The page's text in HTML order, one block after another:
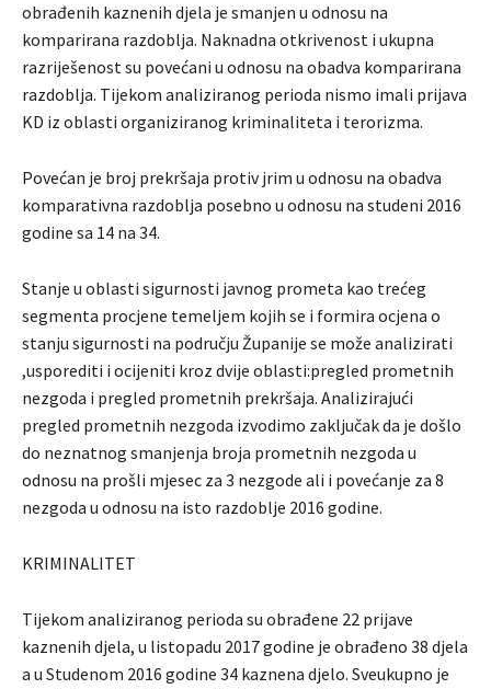
obrađenih kaznenih djela je smanjen u odnosu na
komparirana razdoblja. Naknadna otkrivenost i ukupna
razriješenost su povećani u odnosu na obadva komparirana
razdoblja. Tijekom analiziranog perioda nismo imali prijava
KD iz oblasti organiziranog kriminaliteta i terorizma.
Povećan je broj prekršaja protiv jrim u odnosu na obadva
komparativna razdoblja posebno u odnosu na studeni 2016
godine sa 14 na 34.
Stanje u oblasti sigurnosti javnog prometa kao trećeg
segmenta procjene temeljem kojih se i formira ocjena o
stanju sigurnosti na području Županije se može analizirati
,usporediti i ocijeniti kroz dvije oblasti:pregled prometnih
nezgoda i pregled prometnih prekršaja. Analizirajući
pregled prometnih nezgoda izvodimo zaključak da je došlo
do neznatnog smanjenja broja prometnih nezgoda u
odnosu na prošli mjesec za 3 nezgode ali i povećanje za 8
nezgoda u odnosu na isto razdoblje 2016 godine.
KRIMINALITET
Tijekom analiziranog perioda su obrađene 22 prijave
kaznenih djela, u listopadu 2017 godine je obrađeno 38 djela
a u Studenom 2016 godine 34 kaznena djelo. Sveukupno je